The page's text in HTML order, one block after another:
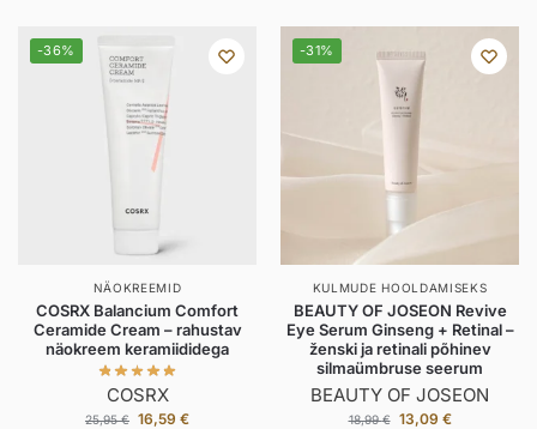
-36%
NÄOKREEMID
COSRX Balancium Comfort
Ceramide Cream – rahustav
näokreem keramiididega
COSRX
25,95€ 16,59 €
-31%
KULMUDE HOOLDAMISEKS
BEAUTY OF JOSEON Revive
Eye Serum Ginseng + Retinal –
ženski ja retinali põhinev
silmaümbruse seerum
BEAUTY OF JOSEON
18,99€ 13,09 €